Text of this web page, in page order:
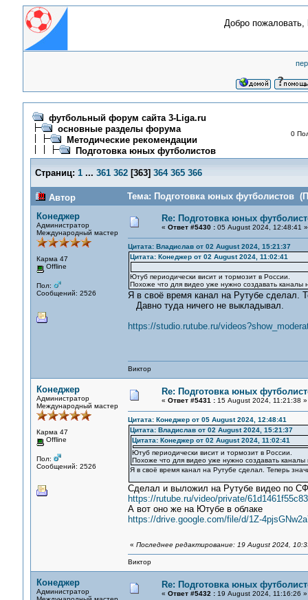
Добро пожаловать,
футбольный форум сайта 3-Liga.ru
основные разделы форума
Методические рекомендации
Подготовка юных футболистов
0
Страниц: 1 ... 361 362[363] 364 365 366
Автор
Тема: Подготовка юных футболистов
Конеджер
Администратор
Международный мастер
Карма 47
Offline
Пол:
Сообщений: 2526
Re: Подготовка юных
« Ответ #5430 :05 August 2024, 12:48:41 »
Цитата: Владислав от 02 August 2024, 15:21:37
Цитата: Конеджер от 02 August 2024, 11:02:41
Ютуб периодически висит и тормозит в России.
Похоже что для видео уже нужно создавать каналы
Я в своё время канал на Рутубе сделал.
Давно туда ничего не выкладывал.
https://studio.rutube.ru/
Виктор
Конеджер
Администратор
Международный мастер
Карма 47
Offline
Пол:
Сообщений: 2526
Re: Подготовка юных
« Ответ #5431 :15 August 2024, 11:21:38 »
Цитата: Конеджер от 05 August 2024, 12:48:41
Цитата: Владислав от 02 August 2024, 15:21:37
Цитата: Конеджер от 02 August 2024, 11:02:41
Ютуб периодически висит и тормозит в России.
Похоже что для видео уже нужно создавать каналы
Я в своё время канал на Рутубе сделал. Теперь
Сделал и выложил на Рутубе видео по
https://rutube.ru/video/private/
А вот оно же на Ютубе в облаке
https://drive.google.com/file/d/1Z-
« Последнее редактирование: 19 August 2024,
Виктор
Конеджер
Администратор
Re: Подготовка юных
« Ответ #5432 :19 August 2024, 11:16:26 »